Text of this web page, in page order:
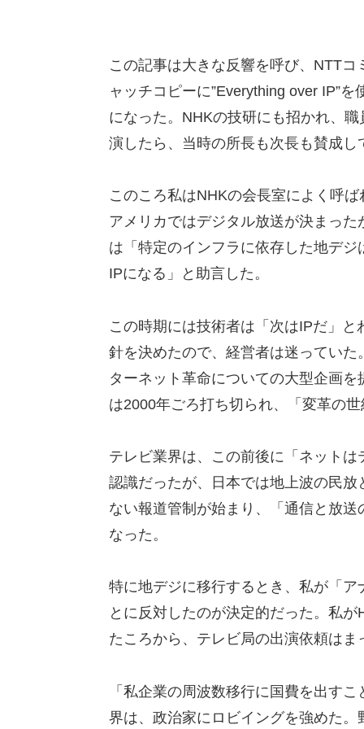
この記事は大きな反響を呼び、NTT
ャッチコピーに”Everything over IP”
になった。NHKの技研にも招かれ、
演したら、当時の所長も次長も賛成し
このころ私はNHKの会長室によく呼
アメリカではデジタル放送が決まっ
は「特定のインフラに依存した地デ
IPになる」と助言した。
この時期には技術者は「次はIPだ」
針を決めたので、経営者は迷ってい
ターネット革命についての大型企画
は2000年ごろ打ち切られ、「変革の
テレビ業界は、この前後に「ネット
認識だったが、日本では地上波の民
ない報道管制が始まり、「通信と放
なった。
特に地デジに移行するとき、私が「
とに反対したのが決定的だった。私が
たころから、テレビ局の出演依頼はま
「私企業の周波数移行に国費を出す
界は、政治家にロビイングを強めた